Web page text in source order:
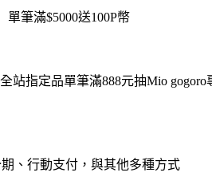
單筆滿$5000送100P幣
全站指定品單筆滿888元抽Mio
、行動支付，與其他多種方式